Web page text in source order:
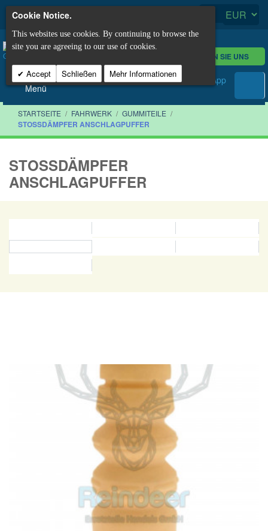
KONTAKTIEREN SIE UNS
Menü
STARTSEITE / FAHRWERK / GUMMITEILE /
STOSSDÄMPFER ANSCHLAGPUFFER
STOSSDÄMPFER A
NSCHLAGPUFFER
Cookie Notice.
This websites use cookies. By continuing to browse the
site you are agreeing to our use of cookies.
Accept Schließen Mehr Informationen